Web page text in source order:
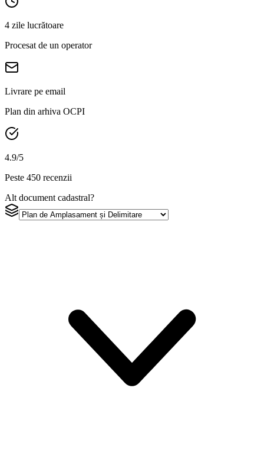
4 zile lucrătoare
Procesat de un operator
Livrare pe email
Plan din arhiva OCPI
4.9/5
Peste 450 recenzii
Alt document cadastral?